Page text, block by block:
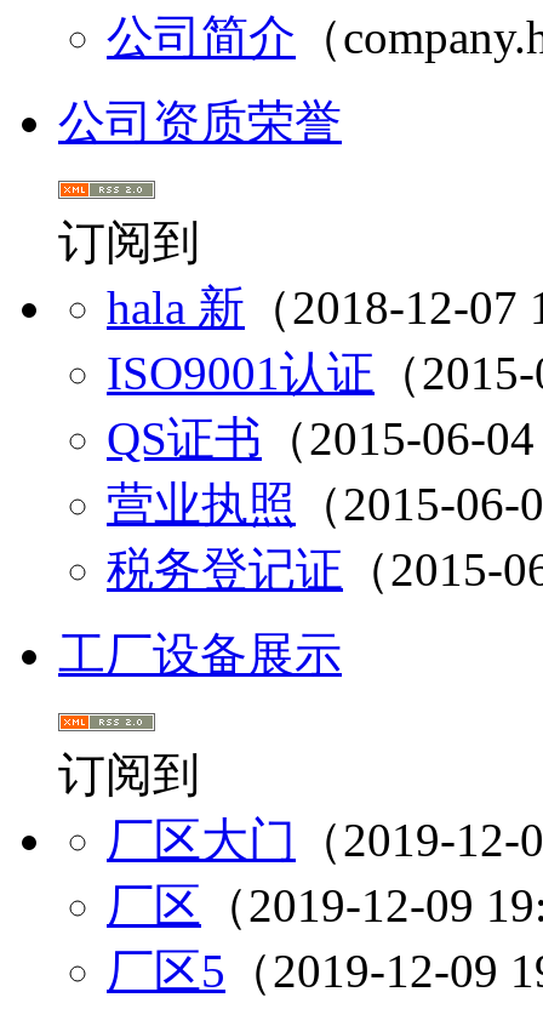
公司简介 （
公司资质荣誉
订阅到
hala 新 （2018-12-
ISO9001认证 （
QS证书 （2015-06-
营业执照 （2015-
税务登记证 （2015-
工厂设备展示
订阅到
厂区大门 （2019-
厂区 （2019-12-09
厂区5 （2019-12-09